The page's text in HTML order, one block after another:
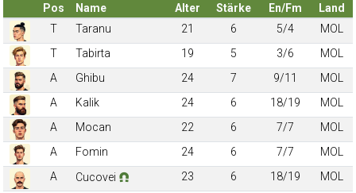
Pos Name Alter Stärke En/Fm
Land
T
Taranu 21 6 5/4
MOL
T
Tabirta 19 5 3/6
MOL
A
Ghibu 24 7 9/11
MOL
A
Kalik 24 6 18/19
MOL
A
Mocan 22 6 7/7
MOL
A
Fomin 24 6 7/7
MOL
A
Cucovei 23 6 18/19
MOL